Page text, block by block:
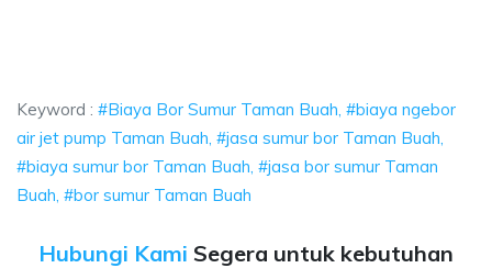
Keyword : #Biaya Bor Sumur Taman Buah, #biaya ngebor
air jet pump Taman Buah, #jasa sumur bor Taman Buah,
#biaya sumur bor Taman Buah, #jasa bor sumur Taman
Buah, #bor sumur Taman Buah
Hubungi Kami Segera untuk kebutuhan